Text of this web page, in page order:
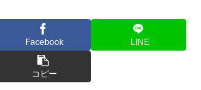
Facebook LINE
コピー